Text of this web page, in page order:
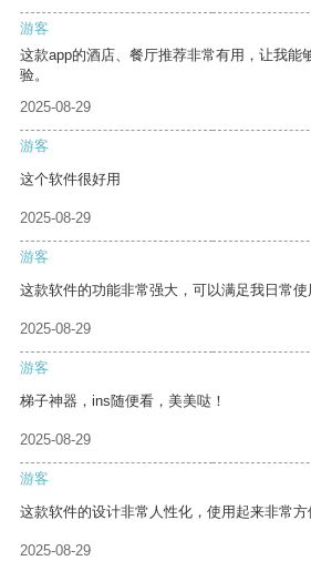
游客
这款app的酒店、餐厅推荐非常有用，让我能
验。
2025-08-29
游客
这个软件很好用
2025-08-29
游客
这款软件的功能非常强大，可以满足我日常使
2025-08-29
游客
梯子神器，ins随便看，美美哒！
2025-08-29
游客
这款软件的设计非常人性化，使用起来非常方
2025-08-29